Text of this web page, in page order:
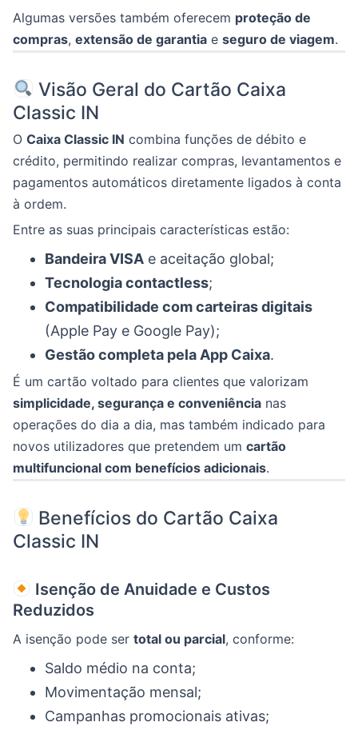
Algumas versões também oferecem proteção de
compras, extensão de garantia e seguro de viagem.
Visão Geral do Cartão Caixa
Classic IN
O Caixa Classic IN combina funções de débito e
crédito, permitindo realizar compras, levantamentos e
pagamentos automáticos diretamente ligados à conta
à ordem.
Entre as suas principais características estão:
Bandeira VISA e aceitação global;
Tecnologia contactless;
Compatibilidade com carteiras digitais
(Apple Pay e Google Pay);
Gestão completa pela App Caixa.
É um cartão voltado para clientes que valorizam
simplicidade, segurança e conveniência nas
operações do dia a dia, mas também indicado para
novos utilizadores que pretendem um cartão
multifuncional com benefícios adicionais.
Benefícios do Cartão Caixa
Classic IN
Isenção de Anuidade e Custos
Reduzidos
A isenção pode ser total ou parcial, conforme:
Saldo médio na conta;
Movimentação mensal;
Campanhas promocionais ativas;